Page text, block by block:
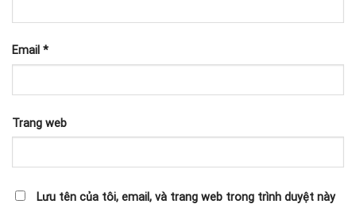
Email *
Trang web
Lưu tên của tôi, email, và trang web trong trình duyệt này